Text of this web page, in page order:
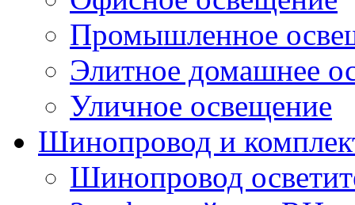
Промышленное
Элитное домашнее
Уличное освещение
Шинопровод и
Шинопровод